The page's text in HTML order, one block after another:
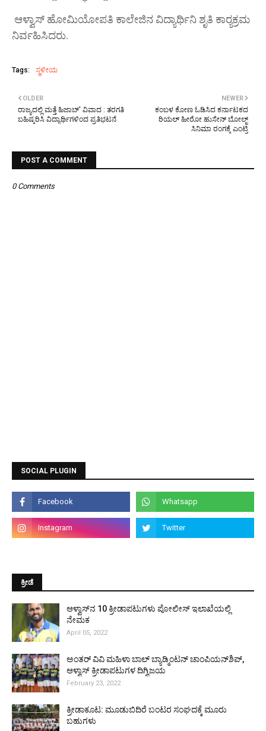
ಆಳ್ವಾಸ್ ಹೋಮಿಯೋಪತಿ ಕಾಲೇಜಿನ ವಿದ್ಯಾರ್ಥಿನಿ ಶೃತಿ ಕಾರ‍್ಯಕ್ರಮ
ನಿರ್ವಹಿಸಿದರು.
Tags: ಸ್ಥಳೀಯ
NEWER
ಕಂಬಳ ಕೋಣ ಓಡಿಸಿದ ಕರ್ನಾಟಕದ
ರಿಯಲ್ ಹೀರೋ ಹುಸೇನ್ ಬೋಲ್ಟ್
ಸಿನಿಮಾ ರಂಗಕ್ಕೆ ಎಂಟ್ರಿ
OLDER
ರಾಜ್ಯದಲ್ಲಿ ಮತ್ತೆ ಹಿಜಾಬ್' ವಿವಾದ : ತರಗತಿ
ಬಹಿಷ್ಕರಿಸಿ ವಿದ್ಯಾರ್ಥಿಗಳಿಂದ ಪ್ರತಿಭಟನೆ
POST A COMMENT
0 Comments
SOCIAL PLUGIN
ಕ್ರೀಡೆ
ಆಳ್ವಾಸ್‌ನ 10 ಕ್ರೀಡಾಪಟುಗಳು ಪೋಲೀಸ್ ಇಲಾಖೆಯಲ್ಲಿ
ನೇಮಕ
April 05, 2022
ಅಂತರ್ ವಿವಿ ಮಹಿಳಾ ಬಾಲ್ ಬ್ಯಾಡ್ಮಿಂಟನ್ ಚಾಂಪಿಯನ್‌ಶಿಪ್,
ಆಳ್ವಾಸ್ ಕ್ರೀಡಾಪಟುಗಳ ದಿಗ್ವಿಜಯ
February 23, 2022
ಕ್ರೀಡಾಕೂಟ: ಮೂಡುಬಿದಿರೆ ಬಂಟರ ಸಂಘದಕ್ಕೆ ಮೂರು
ಬಹುಗಳು